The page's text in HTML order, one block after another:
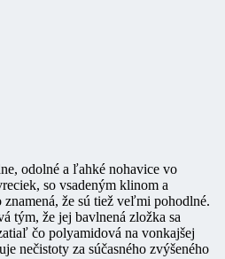
že sú tiež veľmi pohodlné.
tým, že jej bavlnená zložka sa
čo polyamidová na vonkajšej
nečistoty za súčasného zvýšeného
farieb odjakživa patrila k
nižšie.